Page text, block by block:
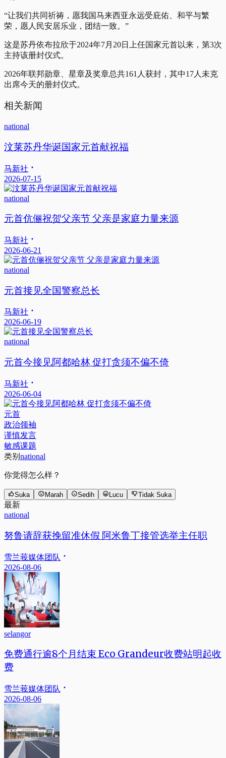
“让我们共同祈祷，愿我国马来西亚永远受庇佑、和平与繁
荣，愿人民安居乐业，团结一致。”
这是苏丹依布拉欣于2024年7月20日上任国家元首以来，第3次
主持该册封仪式。
2026年联邦勋章、星章及奖章总共161人获封，其中17人未克
出席今天的册封仪式。
相关新闻
national
汶莱苏丹华诞国家元首献祝福
马新社
2026-07-15
national
元首伉俪祝贺父亲节 父亲是家庭力量来源
马新社
2026-06-21
national
元首接见全国警察总长
马新社
2026-06-19
national
元首今接见阿都哈林 促打贪须不偏不倚
马新社
2026-06-04
元首
政治领袖
谨慎发言
敏感课题
类别 national
你觉得怎么样？
Suka Marah Sedih Lucu Tidak Suka
最新
national
努鲁请辞获挽留准休假 阿米鲁丁接管选举主任职
雪兰莪媒体团队
2026-08-06
selangor
免费通行逾8个月结束 Eco Grandeur收费站明起收
费
雪兰莪媒体团队
2026-08-06